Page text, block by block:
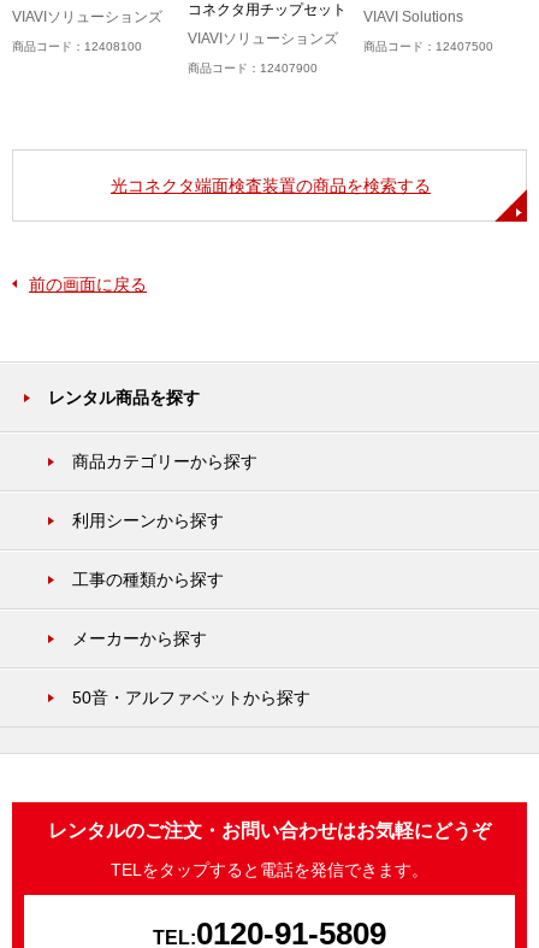
VIAVIソリューションズ
商品コード：12408100
コネクタ用チップセット
VIAVIソリューションズ
商品コード：12407900
VIAVI Solutions
商品コード：12407500
光コネクタ端面検査装置の商品を検索する
前の画面に戻る
レンタル商品を探す
商品カテゴリーから探す
利用シーンから探す
工事の種類から探す
メーカーから探す
50音・アルファベットから探す
レンタルのご注文・お問い合わせはお気軽にどうぞ
TELをタップすると電話を発信できます。
TEL:0120-91-5809